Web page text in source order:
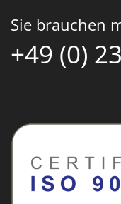
Sie brauchen
+49 (0)